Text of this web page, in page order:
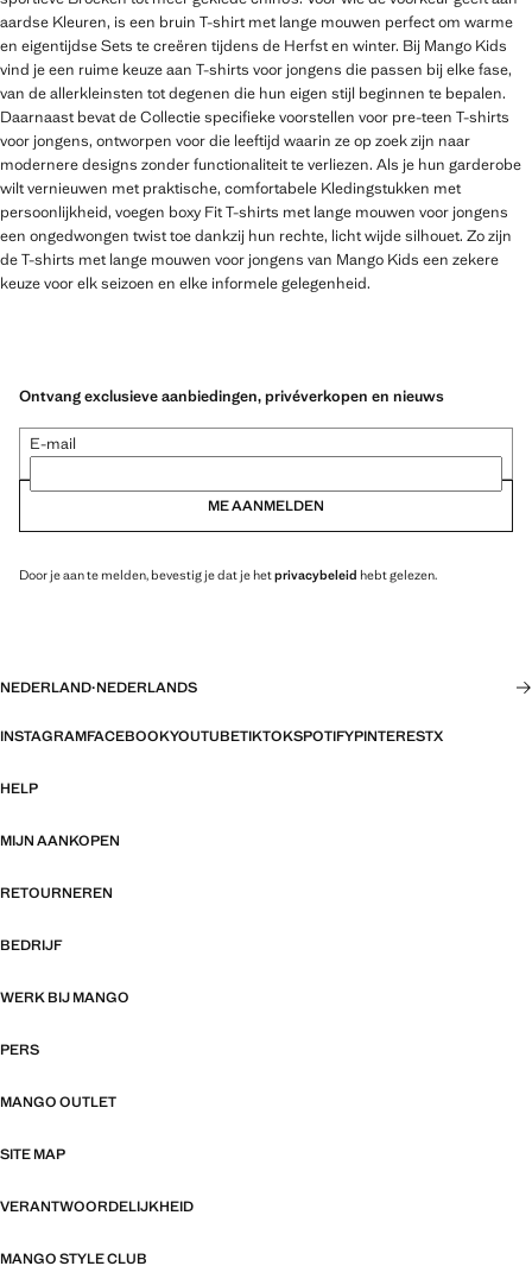
aardse Kleuren, is een bruin T-shirt met lange mouwen perfect om warme
en eigentijdse Sets te creëren tijdens de Herfst en winter. Bij Mango Kids
vind je een ruime keuze aan T-shirts voor jongens die passen bij elke fase,
van de allerkleinsten tot degenen die hun eigen stijl beginnen te bepalen.
Daarnaast bevat de Collectie specifieke voorstellen voor pre-teen T-shirts
voor jongens, ontworpen voor die leeftijd waarin ze op zoek zijn naar
modernere designs zonder functionaliteit te verliezen. Als je hun garderobe
wilt vernieuwen met praktische, comfortabele Kledingstukken met
persoonlijkheid, voegen boxy Fit T-shirts met lange mouwen voor jongens
een ongedwongen twist toe dankzij hun rechte, licht wijde silhouet. Zo zijn
de T-shirts met lange mouwen voor jongens van Mango Kids een zekere
keuze voor elk seizoen en elke informele gelegenheid.
Ontvang exclusieve aanbiedingen, privéverkopen en nieuws
E-mail
ME AANMELDEN
Door je aan te melden, bevestig je dat je hetprivacybeleid hebt gelezen.
NEDERLAND·NEDERLANDS
INSTAGRAMFACEBOOKYOUTUBETIKTOKSPOTIFYPINTERESTX
HELP
MIJN AANKOPEN
RETOURNEREN
BEDRIJF
WERK BIJ MANGO
PERS
MANGO OUTLET
SITE MAP
VERANTWOORDELIJKHEID
MANGO STYLE CLUB